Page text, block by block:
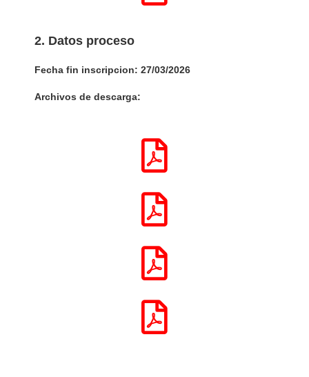
2. Datos proceso
Fecha fin inscripcion: 27/03/2026
Archivos de descarga: